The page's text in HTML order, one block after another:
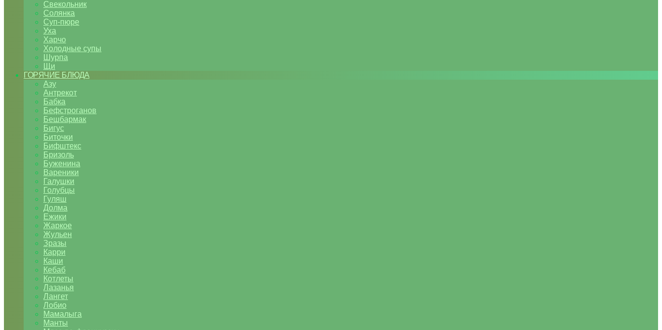
Свекольник
Солянка
Суп-пюре
Уха
Харчо
Холодные супы
Шурпа
Щи
ГОРЯЧИЕ БЛЮДА
Азу
Антрекот
Бабка
Бефстроганов
Бешбармак
Бигус
Биточки
Бифштекс
Бризоль
Буженина
Вареники
Галушки
Голубцы
Гуляш
Долма
Ежики
Жаркое
Жульен
Зразы
Карри
Каши
Кебаб
Котлеты
Лазанья
Лангет
Лобио
Мамалыга
Манты